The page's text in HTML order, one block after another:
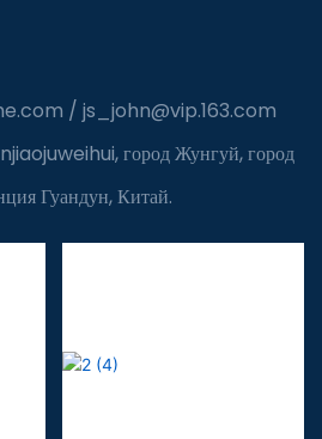
/ js_john@vip.163.com
город Жунгуй, город
Гуандун, Китай.